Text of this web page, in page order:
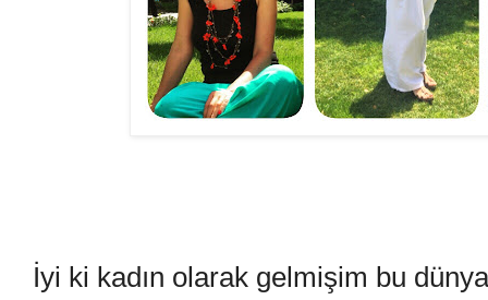
İyi ki kadın olarak gelmişim bu